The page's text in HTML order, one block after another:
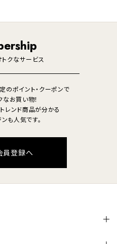
生活家電
クなサービス
のポイント・クーポンで
なお買い物！
レンド商品が分かる
も人気です。
員登録へ